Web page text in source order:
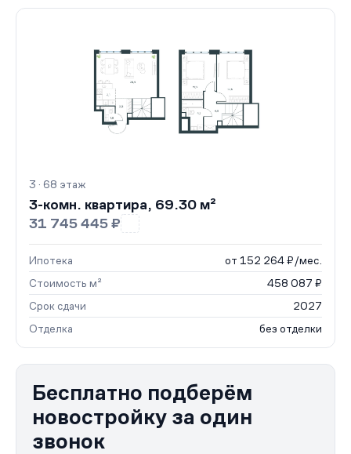
3 · 68 этаж
3-комн. квартира, 69.30 м²
31 745 445 ₽
Ипотека
от 152 264 ₽/мес.
Стоимость м²
458 087 ₽
Срок сдачи
2027
Отделка
без отделки
Бесплатно подберём
новостройку за один
звонок